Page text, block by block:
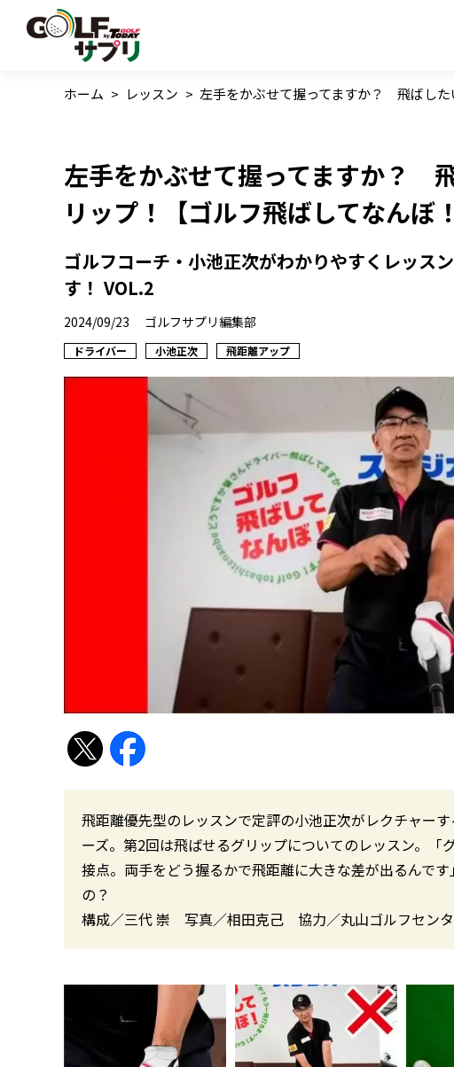
ホーム > レッスン > 左手をかぶせて握ってますか？ 飛ばした
左手をかぶせて握ってますか？
リップ！【ゴルフ飛ばしてなんぼ
ゴルフコーチ・小池正次がわかりやすくレッス
す！ VOL.2
2024/09/23 ゴルフサプリ編集部
ドライバー 小池正次 飛距離アップ
飛距離優先型のレッスンで定評の小池正次がレクチャー
ーズ。第2回は飛ばせるグリップについてのレッスン。「
接点。両手をどう握るかで飛距離に大きな差が出るんで
の？
構成／三代 崇 写真／相田克己 協力／丸山ゴルフセン